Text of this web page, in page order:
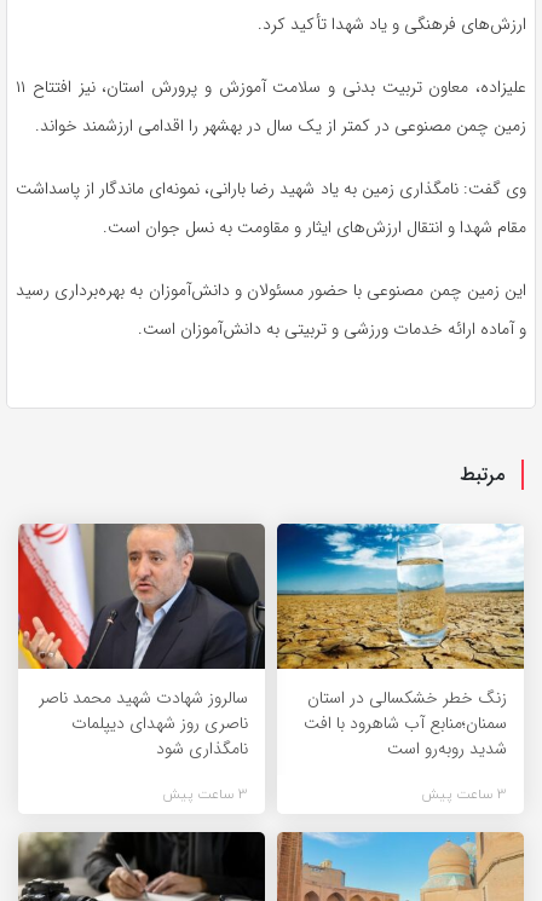
ارزش‌های فرهنگی و یاد شهدا تأکید کرد.
علیزاده، معاون تربیت بدنی و سلامت آموزش و پرورش استان، نیز افتتاح ۱۱
زمین چمن مصنوعی در کمتر از یک سال در بهشهر را اقدامی ارزشمند خواند.
وی گفت: نامگذاری زمین به یاد شهید رضا بارانی، نمونه‌ای ماندگار از پاسداشت
مقام شهدا و انتقال ارزش‌های ایثار و مقاومت به نسل جوان است.
این زمین چمن مصنوعی با حضور مسئولان و دانش‌آموزان به بهره‌برداری رسید
و آماده ارائه خدمات ورزشی و تربیتی به دانش‌آموزان است.
مرتبط
زنگ خطر خشکسالی در استان
سمنان؛منابع آب شاهرود با افت
شدید روبه‌رو است
3 ساعت پیش
سالروز شهادت شهید محمد ناصر
ناصری روز شهدای دیپلمات
نامگذاری شود
3 ساعت پیش